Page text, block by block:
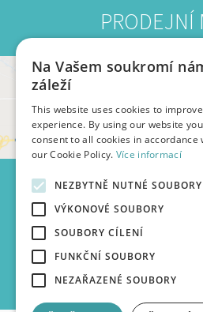
PRODEJNÍ
HKPOINT.CZ je rezervační a
Programy zde uvedené jsou
Informace o kompletní nabídce
sportovních událostí konaných
a okolí najdete na
Na Vašem soukromí
záleží
This website uses cookies to
experience. By using our website you
consent to all cookies in accordance
our Cookie Policy. Více informací
NEZBYTNĚ NUTNÉ SOUBORY
VÝKONOVÉ SOUBORY
SOUBORY CÍLENÍ
FUNKČNÍ SOUBORY
NEZAŘAZENÉ SOUBORY